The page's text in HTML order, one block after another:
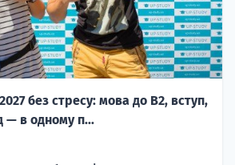
без стресу: мова до B2, вступ,
— в одному п...